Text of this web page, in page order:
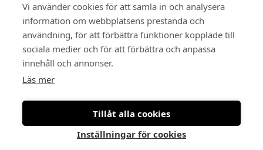
Vi använder cookies för att samla in och analysera
information om webbplatsens prestanda och
användning, för att förbättra funktioner kopplade till
sociala medier och för att förbättra och anpassa
innehåll och annonser.
Läs mer
Tillåt alla cookies
Inställningar för cookies
Följ oss på sociala medier
Se mer skor: skopunkten.se